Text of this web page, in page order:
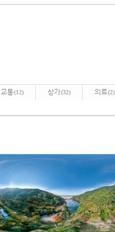
교통(12) 상가(32) 의료(2)